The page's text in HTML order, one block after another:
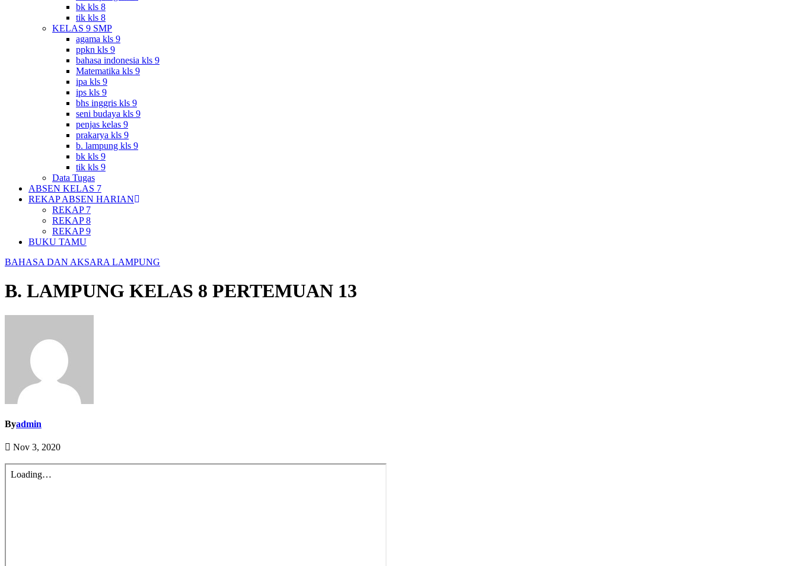
bk kls 8
tik kls 8
KELAS 9 SMP
agama kls 9
ppkn kls 9
bahasa indonesia kls 9
Matematika kls 9
ipa kls 9
ips kls 9
bhs inggris kls 9
seni budaya kls 9
penjas kelas 9
prakarya kls 9
b. lampung kls 9
bk kls 9
tik kls 9
Data Tugas
ABSEN KELAS 7
REKAP ABSEN HARIAN
REKAP 7
REKAP 8
REKAP 9
BUKU TAMU
BAHASA DAN AKSARA LAMPUNG
B. LAMPUNG KELAS 8 PERTEMUAN 13
Byadmin
Nov 3, 2020